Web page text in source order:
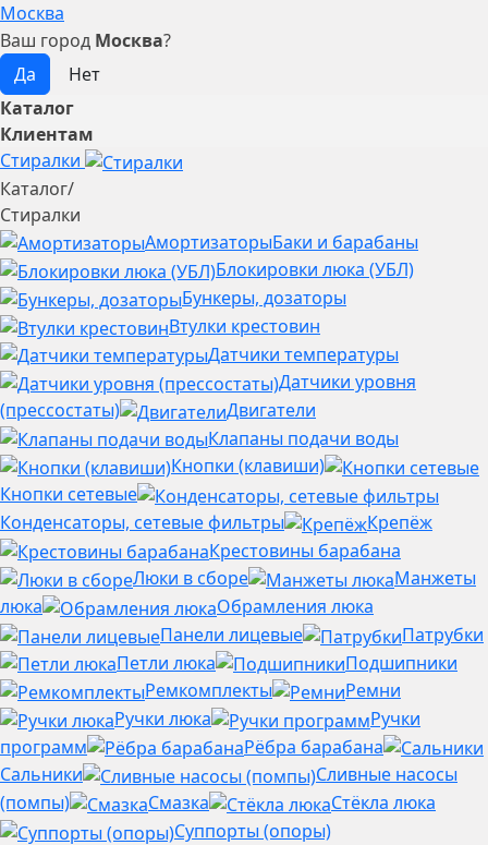
Москва
Ваш город Москва?
Каталог
Клиентам
Стиралки
Каталог/
Стиралки
АмортизаторыБаки и барабаны
Блокировки люка (УБЛ)
Бункеры, дозаторы
Втулки крестовин
Датчики температуры
Датчики уровня
(прессостаты)
Двигатели
Клапаны подачи воды
Кнопки (клавиши)
Кнопки сетевые
Конденсаторы, сетевые фильтры
Крепёж
Крестовины барабана
Люки в сборе
Манжеты
люка
Обрамления люка
Панели лицевые
Патрубки
Петли люка
Подшипники
Ремкомплекты
Ремни
Ручки люка
Ручки
программ
Рёбра барабана
Сальники
Сливные насосы
(помпы)
Смазка
Стёкла люка
Суппорты (опоры)